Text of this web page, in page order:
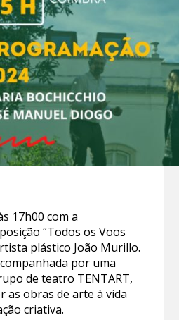
17h00 com a
“Todos os Voos
plástico João Murillo.
por uma
de teatro TENTART,
as obras de arte à vida
criativa.